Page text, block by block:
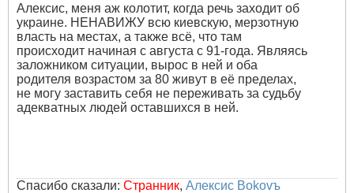
Алексис, меня аж колотит, когда речь заходит об
украине. НЕНАВИЖУ всю киевскую, мерзотную
власть на местах, а также всё, что там
происходит начиная с августа с 91-года. Являясь
заложником ситуации, вырос в ней и оба
родителя возрастом за 80 живут в её пределах,
не могу заставить себя не переживать за судьбу
адекватных людей оставшихся в ней.
Спасибо сказали: Странник, Алексис Bokovъ